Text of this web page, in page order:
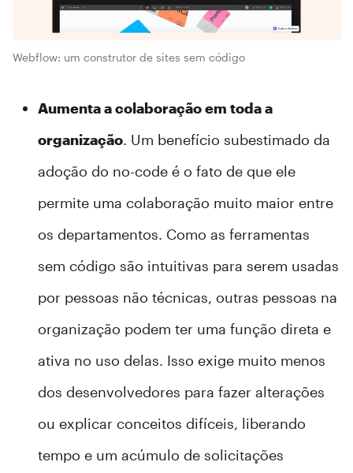
Webflow: um construtor de sites sem código
Aumenta a colaboração em toda a
organização. Um benefício subestimado da
adoção do no-code é o fato de que ele
permite uma colaboração muito maior entre
os departamentos. Como as ferramentas
sem código são intuitivas para serem usadas
por pessoas não técnicas, outras pessoas na
organização podem ter uma função direta e
ativa no uso delas. Isso exige muito menos
dos desenvolvedores para fazer alterações
ou explicar conceitos difíceis, liberando
tempo e um acúmulo de solicitações